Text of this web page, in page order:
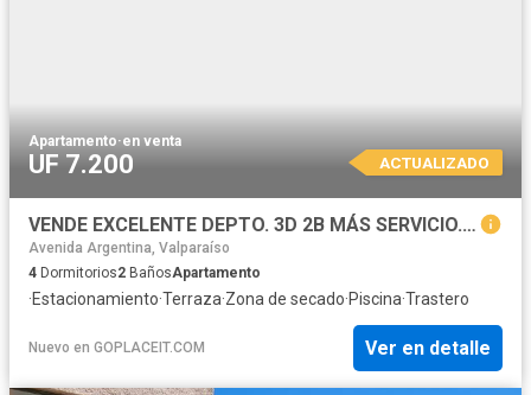
Apartamento·en venta
UF 7.200 ACTUALIZADO
VENDE EXCELENTE DEPTO. 3D 2B MÁS SERVICIO. ESTACIONAMIENTO, BODEGA, TERRAZA, PISCINA
Avenida Argentina, Valparaíso
4 Dormitorios2 BañosApartamento
·Estacionamiento·Terraza·Zona de secado·Piscina·Trastero
Nuevo en GOPLACEIT.COM Ver en detalle